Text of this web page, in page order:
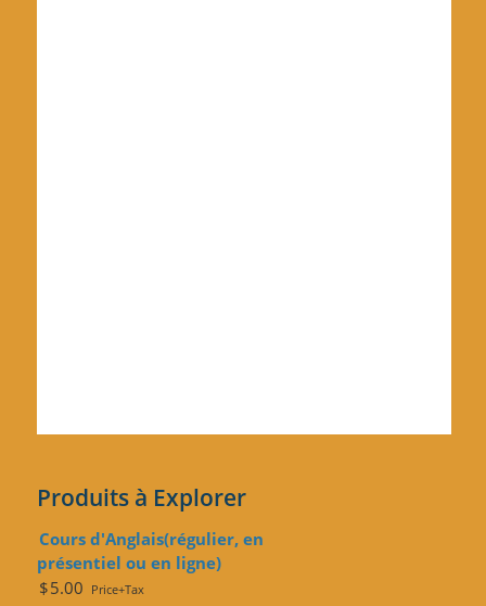
Produits à Explorer
Cours d'Anglais(régulier, en
présentiel ou en ligne)
$5.00 Price+Tax